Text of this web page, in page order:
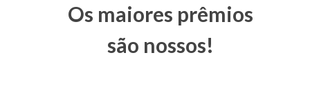
Os maiores prêmios
são nossos!